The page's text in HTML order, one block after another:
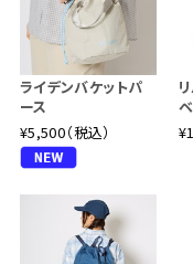
ライデンバケットパ
ース
¥5,500（税込）